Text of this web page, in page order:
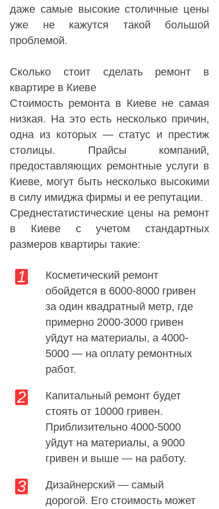
даже самые высокие столичные цены
уже не кажутся такой большой
проблемой.
Сколько стоит сделать ремонт в
квартире в Киеве
Стоимость ремонта в Киеве не самая
низкая. На это есть несколько причин,
одна из которых — статус и престиж
столицы. Прайсы компаний,
предоставляющих ремонтные услуги в
Киеве, могут быть несколько высокими
в силу имиджа фирмы и ее репутации.
Среднестатистические цены на ремонт
в Киеве с учетом стандартных
размеров квартиры такие:
Косметический ремонт
обойдется в 6000-8000 гривен
за один квадратный метр, где
примерно 2000-3000 гривен
уйдут на материалы, а 4000-
5000 — на оплату ремонтных
работ.
Капитальный ремонт будет
стоять от 10000 гривен.
Приблизительно 4000-5000
уйдут на материалы, а 9000
гривен и выше — на работу.
Дизайнерский — самый
дорогой. Его стоимость может